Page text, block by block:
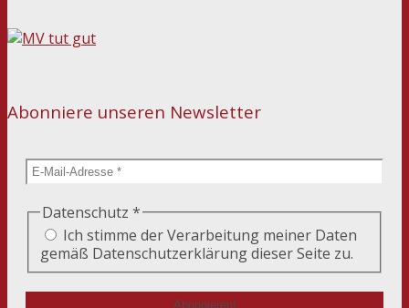
Abonniere unseren Newsletter
Datenschutz *
Ich stimme der Verarbeitung meiner Daten
gemäß Datenschutzerklärung dieser Seite zu.